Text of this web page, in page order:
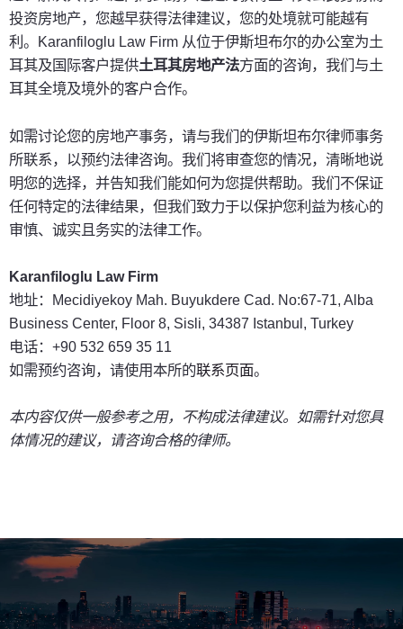
投资房地产，您越早获得法律建议，您的处境就可能越有
利。Karanfiloglu Law Firm 从位于伊斯坦布尔的办公室为土
耳其及国际客户提供土耳其房地产法方面的咨询，我们与土
耳其全境及境外的客户合作。
如需讨论您的房地产事务，请与我们的伊斯坦布尔律师事务
所联系，以预约法律咨询。我们将审查您的情况，清晰地说
明您的选择，并告知我们能如何为您提供帮助。我们不保证
任何特定的法律结果，但我们致力于以保护您利益为核心的
审慎、诚实且务实的法律工作。
Karanfiloglu Law Firm
地址：Mecidiyekoy Mah. Buyukdere Cad. No:67-71, Alba
Business Center, Floor 8, Sisli, 34387 Istanbul, Turkey
电话：+90 532 659 35 11
如需预约咨询，请使用本所的联系页面。
本内容仅供一般参考之用，不构成法律建议。如需针对您具
体情况的建议，请咨询合格的律师。